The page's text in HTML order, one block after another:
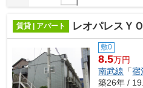
賃貸 | アパート レオパレスＹ
敷0
8.5万円
南武線 「宿
築26年 /